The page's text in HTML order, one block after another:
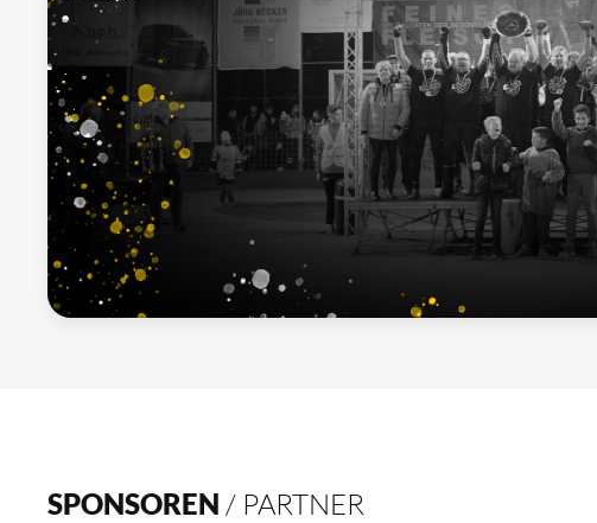
SPONSOREN / PARTNER